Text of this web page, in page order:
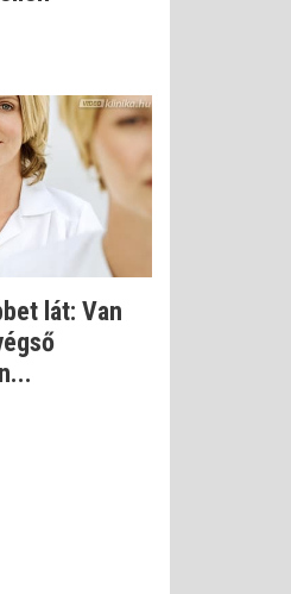
lát: Van